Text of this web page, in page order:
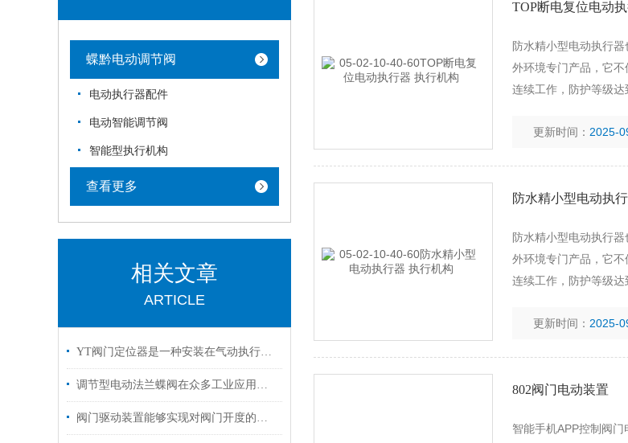
蝶黔电动调节阀
电动执行器配件
电动智能调节阀
智能型执行机构
查看更多
相关文章
ARTICLE
YT阀门定位器是一种安装在气动执行机构上的反馈控制装置
调节型电动法兰蝶阀在众多工业应用中表现出色
阀门驱动装置能够实现对阀门开度的准确控制
TOP断电复位电动
防水精小型电动执行
外环境专门产品，它
连续工作，防护等级
更新时间： 2025-
防水精小型电动执
防水精小型电动执行
外环境专门产品，它
连续工作，防护等级
更新时间： 2025-
802阀门电动装置
智能手机APP控制阀